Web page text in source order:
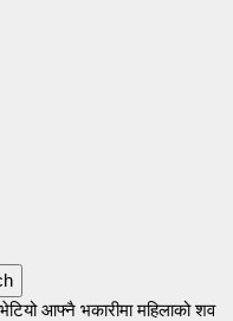
आफ्नै भकारीमा महिलाको शव